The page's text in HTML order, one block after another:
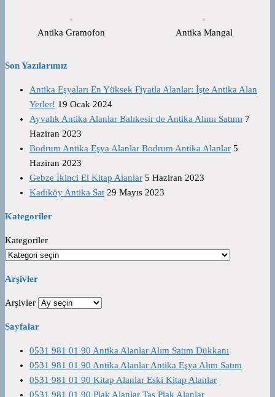
Antika Gramofon Antika Mangal
Son Yazılarımız
Antika Eşyaları En Yüksek Fiyatla Alanlar: İşte Antika Alan
Yerler! 19 Ocak 2024
Ayvalık Antika Alanlar Balıkesir de Antika Alımı Satımı 7
Haziran 2023
Bodrum Antika Eşya Alanlar Bodrum Antika Alanlar 5
Haziran 2023
Gebze İkinci El Kitap Alanlar 5 Haziran 2023
Kadıköy Antika Sat 29 Mayıs 2023
Kategoriler
Kategoriler
Arşivler
Arşivler
Sayfalar
0531 981 01 90 Antika Alanlar Alım Satım Dükkanı
0531 981 01 90 Antika Alanlar Antika Eşya Alım Satım
0531 981 01 90 Kitap Alanlar Eski Kitap Alanlar
0531 981 01 90 Plak Alanlar Taş Plak Alanlar